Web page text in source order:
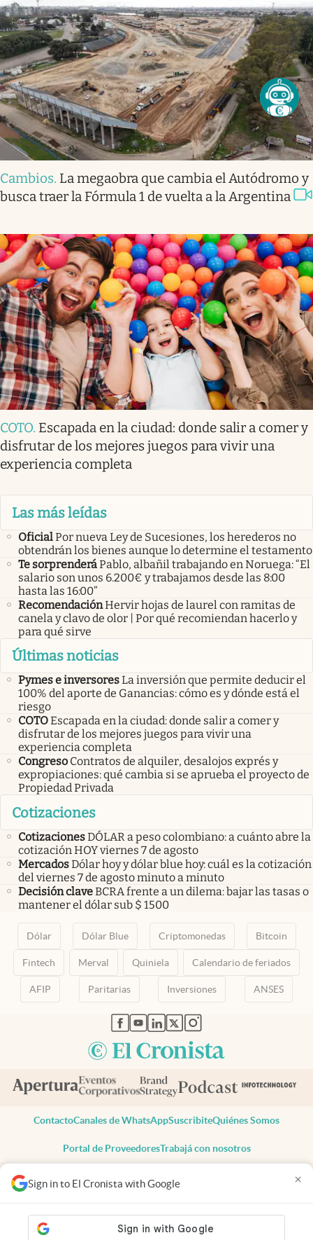
Sign in to El Cronista with Google ×
Cambios. La megaobra que cambia el Autódromo y
busca traer la Fórmula 1 de vuelta a la Argentina
COTO. Escapada en la ciudad: donde salir a comer y
disfrutar de los mejores juegos para vivir una
experiencia completa
Las más leídas
OficialPor nueva Ley de Sucesiones, los herederos no
obtendrán los bienes aunque lo determine el testamento
Te sorprenderáPablo, albañil trabajando en Noruega: “El
salario son unos 6.200€ y trabajamos desde las 8:00
hasta las 16:00”
RecomendaciónHervir hojas de laurel con ramitas de
canela y clavo de olor | Por qué recomiendan hacerlo y
para qué sirve
Últimas noticias
Pymes e inversoresLa inversión que permite deducir el
100% del aporte de Ganancias: cómo es y dónde está el
riesgo
COTOEscapada en la ciudad: donde salir a comer y
disfrutar de los mejores juegos para vivir una
experiencia completa
Congreso Contratos de alquiler, desalojos exprés y
expropiaciones: qué cambia si se aprueba el proyecto de
Propiedad Privada
Cotizaciones
CotizacionesDÓLAR a peso colombiano: a cuánto abre la
cotización HOY viernes 7 de agosto
MercadosDólar hoy y dólar blue hoy: cuál es la cotización
del viernes 7 de agosto minuto a minuto
Decisión claveBCRA frente a un dilema: bajar las tasas o
mantener el dólar sub $ 1500
Dólar Dólar Blue Criptomonedas Bitcoin
Fintech Merval Quiniela Calendario de feriados
AFIP Paritarias Inversiones ANSES
abre en nueva pestaña
abre en nueva pestaña
abre en nueva pestaña
abre en nueva pestaña
abre en nueva pestaña
ContactoCanales de WhatsAppSuscribiteQuiénes Somos
Portal de ProveedoresTrabajá con nosotros
Todos los derechos reservados
Privacidad
Consentimiento